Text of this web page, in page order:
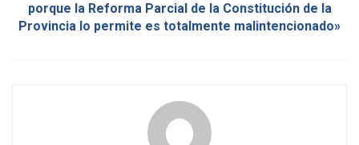
porque la Reforma Parcial de la Constitución de la
Provincia lo permite es totalmente malintencionado»